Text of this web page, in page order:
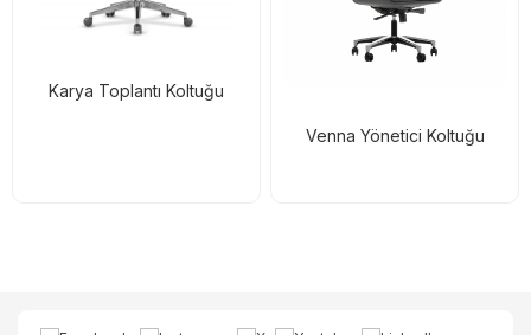
Karya Toplantı Koltuğu
Venna Yönetici Koltuğu